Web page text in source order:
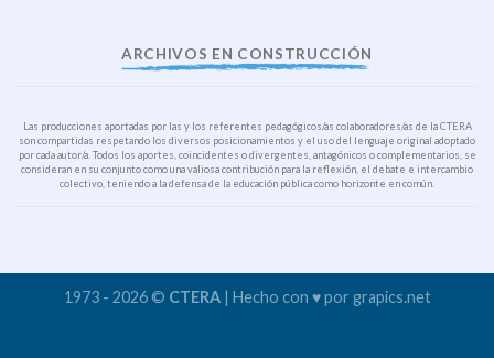
ARCHIVOS EN CONSTRUCCIÓN
Las producciones aportadas por las y los referentes pedagógicos/as colaboradores/as de la CTERA
son compartidas respetando los diversos posicionamientos y el uso del lenguaje original adoptado
por cada autor/a. Todos los aportes, coincidentes o divergentes, antagónicos o complementarios, se
consideran en su conjunto como una valiosa contribución para la reflexión, el debate e intercambio
colectivo, teniendo a la defensa de la educación pública como horizonte en común.
1973 - 2026 © CTERA| Hecho con ♥ por grapics.net